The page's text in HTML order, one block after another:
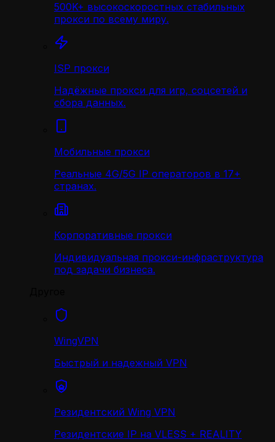
500K+ высокоскоростных стабильных
прокси по всему миру.
ISP прокси
Надёжные прокси для игр, соцсетей и
сбора данных.
Мобильные прокси
Реальные 4G/5G IP операторов в 17+
странах.
Корпоративные прокси
Индивидуальная прокси-инфраструктура
под задачи бизнеса.
WingVPN
Быстрый и надежный VPN
Резидентский Wing VPN
Резидентские IP на VLESS + REALITY